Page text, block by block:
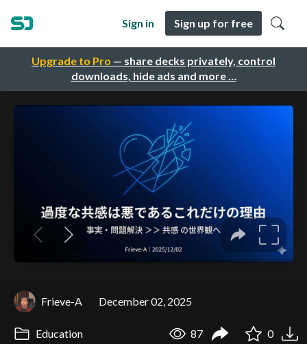
Upgrade to Pro — share decks privately, control
downloads, hide ads and more …
Sign in Sign up for free
Frieve-A December 02, 2025
Education 87 0